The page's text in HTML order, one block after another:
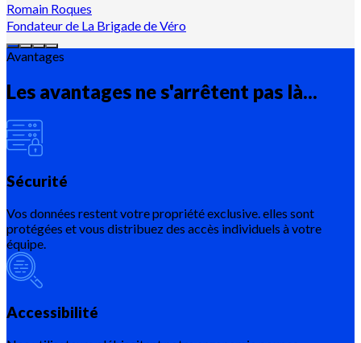
Romain Roques
Fondateur de La Brigade de Véro
Avantages
Les avantages ne s'arrêtent pas là...
Sécurité
Vos données restent votre propriété exclusive. elles sont
protégées et vous distribuez des accès individuels à votre
équipe.
Accessibilité